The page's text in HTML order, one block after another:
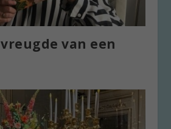
van een